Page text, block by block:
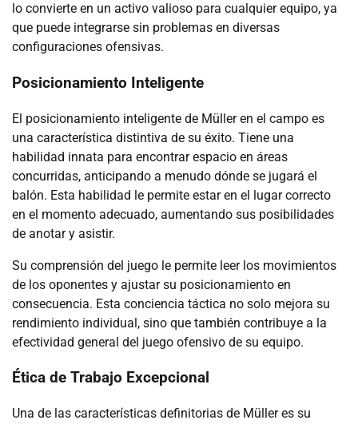
lo convierte en un activo valioso para cualquier equipo, ya
que puede integrarse sin problemas en diversas
configuraciones ofensivas.
Posicionamiento Inteligente
El posicionamiento inteligente de Müller en el campo es
una característica distintiva de su éxito. Tiene una
habilidad innata para encontrar espacio en áreas
concurridas, anticipando a menudo dónde se jugará el
balón. Esta habilidad le permite estar en el lugar correcto
en el momento adecuado, aumentando sus posibilidades
de anotar y asistir.
Su comprensión del juego le permite leer los movimientos
de los oponentes y ajustar su posicionamiento en
consecuencia. Esta conciencia táctica no solo mejora su
rendimiento individual, sino que también contribuye a la
efectividad general del juego ofensivo de su equipo.
Ética de Trabajo Excepcional
Una de las características definitorias de Müller es su